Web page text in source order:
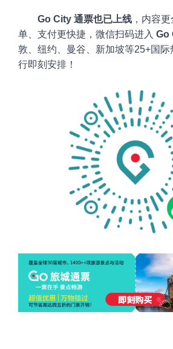
Go City 通票也已上线 ，内容
单、支付更快捷，微信扫码进入 Go
敦、纽约、曼谷、新加坡等25+国际
行即刻安排！